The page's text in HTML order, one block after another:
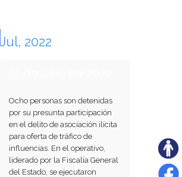
Jul, 2022
Ocho personas son detenidas
por su presunta participación
en el delito de asociación ilícita
para oferta de tráfico de
influencias. En el operativo,
liderado por la Fiscalía General
del Estado, se ejecutaron